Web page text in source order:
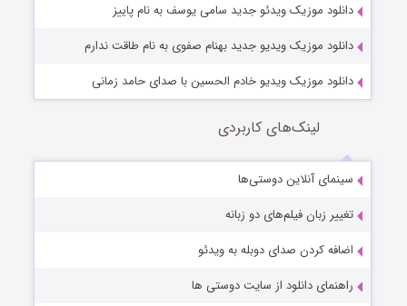
دانلود موزیک ویدئو جدید سامی یوسف به نام پاییز
دانلود موزیک ویدیو جدید بهنام صفوی به نام طاقت ندارم
دانلود موزیک ویدیو خادم الحسین با صدای حامد زمانی
لینک‌های کاربردی
سینمای آنلاین دوستی‌ها
تغییر زبان فیلم‌های دو زبانه
اضافه کردن صدای دوبله به ویدئو
راهنمای دانلود از سایت دوستی ها